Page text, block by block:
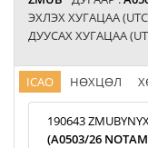
ЭХЛЭХ ХУГАЦАА
ДУУСАХ ХУГАЦАА
ICAO НӨХЦӨЛ
190643
(A0503/26